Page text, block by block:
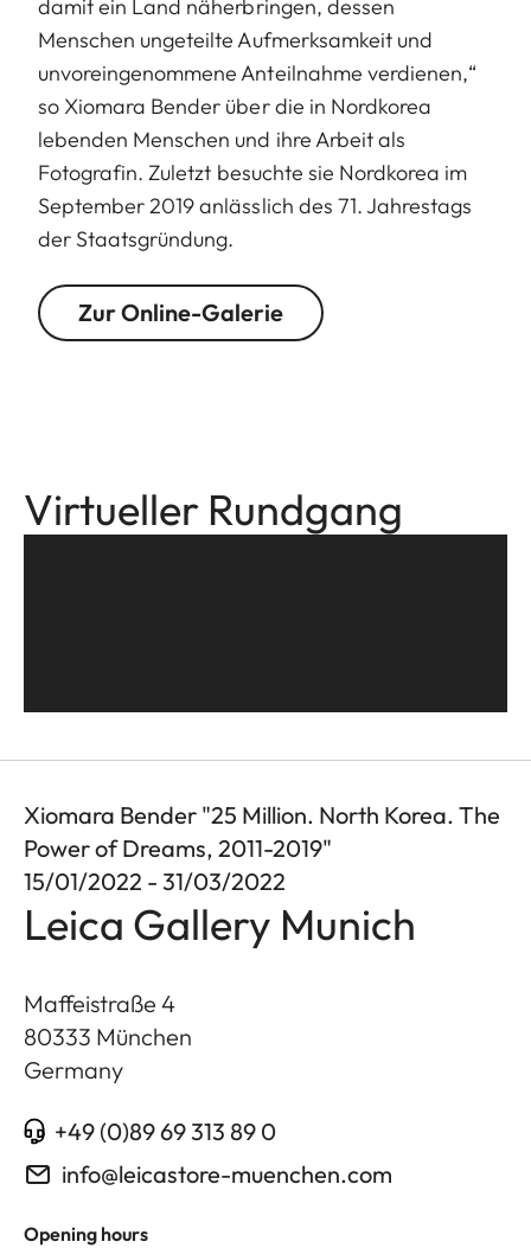
damit ein Land näherbringen, dessen
Menschen ungeteilte Aufmerksamkeit und
unvoreingenommene Anteilnahme verdienen,“
so Xiomara Bender über die in Nordkorea
lebenden Menschen und ihre Arbeit als
Fotografin. Zuletzt besuchte sie Nordkorea im
September 2019 anlässlich des 71. Jahrestags
der Staatsgründung.
Zur Online-Galerie
Virtueller Rundgang
Xiomara Bender "25 Million. North Korea. The
Power of Dreams, 2011-2019"
15/01/2022 - 31/03/2022
Leica Gallery Munich
Maffeistraße 4
80333 München
Germany
+49 (0)89 69 313 89 0
info@leicastore-muenchen.com
Opening hours